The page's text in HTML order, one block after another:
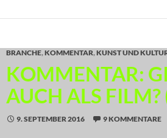
BRANCHE,KOMMENTAR,KUNST UND
KOMMENTAR:
AUCH ALS FILM?
9. SEPTEMBER 2016 9 KOMMENTARE